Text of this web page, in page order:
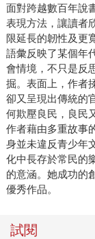
面對跨越數百年說
表現方法，讓讀者
限延長的韌性及更
語彙反映了某個年
會情境，不只是反
掘。表面上，作者
卻又呈現出傳統的
何欺壓良民，良民
作者藉由多重故事
身並未違反青少年
化中長存於常民的
的意涵。她成功的
優秀作品。
試閱